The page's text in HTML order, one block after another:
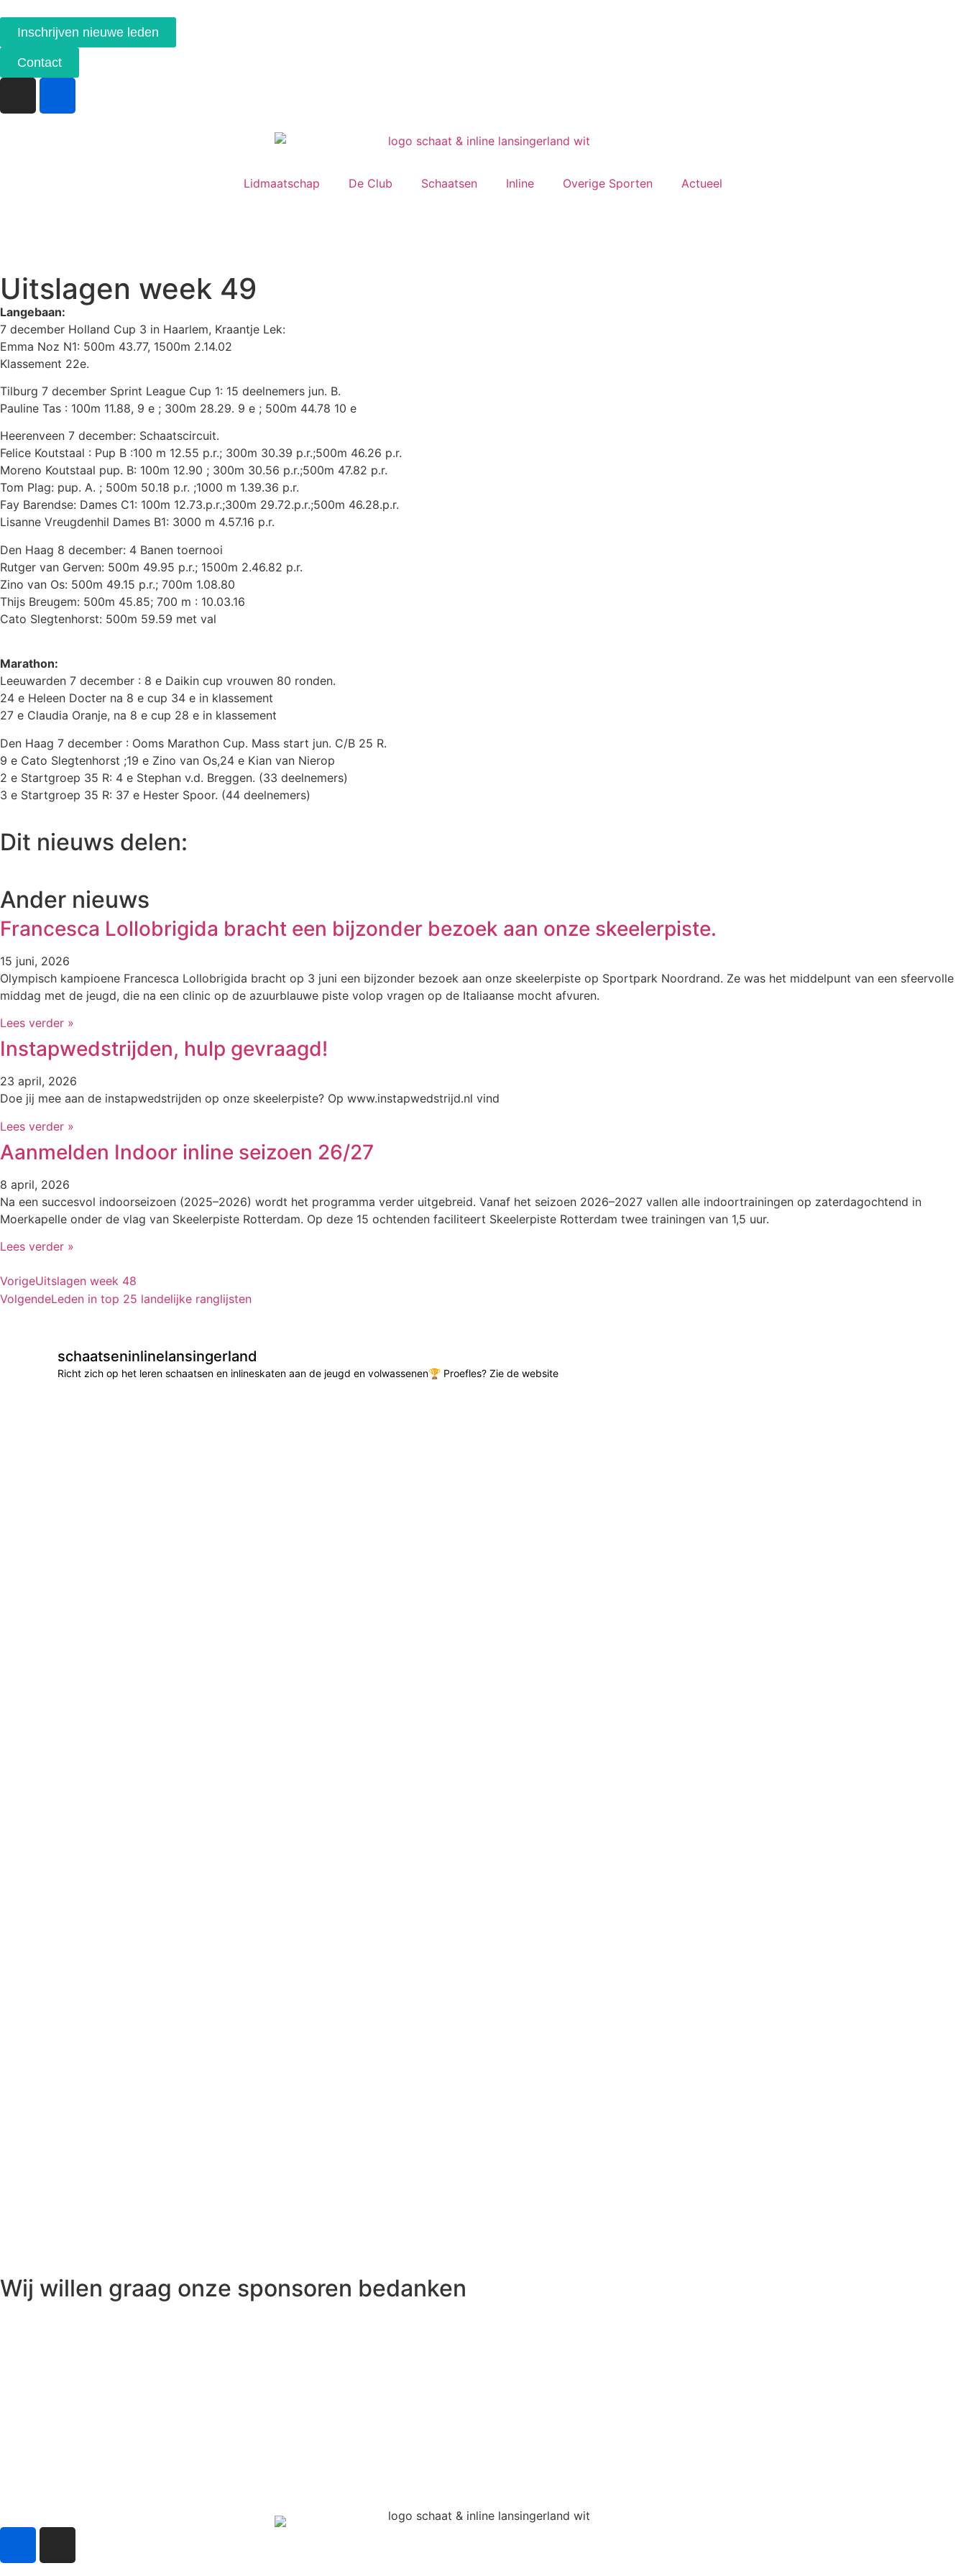
Inschrijven nieuwe leden
Contact
Lidmaatschap De Club Schaatsen Inline Overige Sporten Actueel
Uitslagen week 49
Langebaan:
7 december Holland Cup 3 in Haarlem, Kraantje Lek:
Emma Noz N1: 500m 43.77, 1500m 2.14.02
Klassement 22e.
Tilburg 7 december Sprint League Cup 1: 15 deelnemers jun. B.
Pauline Tas : 100m 11.88, 9 e ; 300m 28.29. 9 e ; 500m 44.78 10 e
Heerenveen 7 december: Schaatscircuit.
Felice Koutstaal : Pup B :100 m 12.55 p.r.; 300m 30.39 p.r.;500m 46.26 p.r.
Moreno Koutstaal pup. B: 100m 12.90 ; 300m 30.56 p.r.;500m 47.82 p.r.
Tom Plag: pup. A. ; 500m 50.18 p.r. ;1000 m 1.39.36 p.r.
Fay Barendse: Dames C1: 100m 12.73.p.r.;300m 29.72.p.r.;500m 46.28.p.r.
Lisanne Vreugdenhil Dames B1: 3000 m 4.57.16 p.r.
Den Haag 8 december: 4 Banen toernooi
Rutger van Gerven: 500m 49.95 p.r.; 1500m 2.46.82 p.r.
Zino van Os: 500m 49.15 p.r.; 700m 1.08.80
Thijs Breugem: 500m 45.85; 700 m : 10.03.16
Cato Slegtenhorst: 500m 59.59 met val
Marathon:
Leeuwarden 7 december : 8 e Daikin cup vrouwen 80 ronden.
24 e Heleen Docter na 8 e cup 34 e in klassement
27 e Claudia Oranje, na 8 e cup 28 e in klassement
Den Haag 7 december : Ooms Marathon Cup. Mass start jun. C/B 25 R.
9 e Cato Slegtenhorst ;19 e Zino van Os,24 e Kian van Nierop
2 e Startgroep 35 R: 4 e Stephan v.d. Breggen. (33 deelnemers)
3 e Startgroep 35 R: 37 e Hester Spoor. (44 deelnemers)
Dit nieuws delen:
Ander nieuws
Francesca Lollobrigida bracht een bijzonder bezoek aan onze skeelerpiste.
15 juni, 2026
Olympisch kampioene Francesca Lollobrigida bracht op 3 juni een bijzonder bezoek aan onze skeelerpiste op Sportpark Noordrand. Ze was het middelpunt van een sfeervolle
middag met de jeugd, die na een clinic op de azuurblauwe piste volop vragen op de Italiaanse mocht afvuren.
Lees verder »
Instapwedstrijden, hulp gevraagd!
23 april, 2026
Doe jij mee aan de instapwedstrijden op onze skeelerpiste? Op www.instapwedstrijd.nl vind
Lees verder »
Aanmelden Indoor inline seizoen 26/27
8 april, 2026
Na een succesvol indoorseizoen (2025–2026) wordt het programma verder uitgebreid. Vanaf het seizoen 2026–2027 vallen alle indoortrainingen op zaterdagochtend in
Moerkapelle onder de vlag van Skeelerpiste Rotterdam. Op deze 15 ochtenden faciliteert Skeelerpiste Rotterdam twee trainingen van 1,5 uur.
Lees verder »
VorigeUitslagen week 48
VolgendeLeden in top 25 landelijke ranglijsten
schaatseninlinelansingerland
Richt zich op het leren schaatsen en inlineskaten aan de jeugd en volwassenen🏆 Proefles? Zie de website
Wij willen graag onze sponsoren bedanken